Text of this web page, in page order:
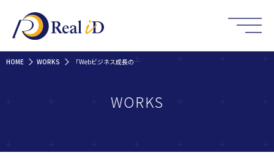
HOME WORKS 「Webビジネス成長の起源」セミナーを開催しました
WORKS